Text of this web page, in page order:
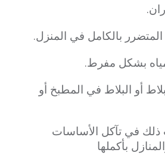
بالكامل في المنزل.
بشكل مفرط.
أو البلاط في المطبخ أو
في تآكل الأساسات
بأكملها